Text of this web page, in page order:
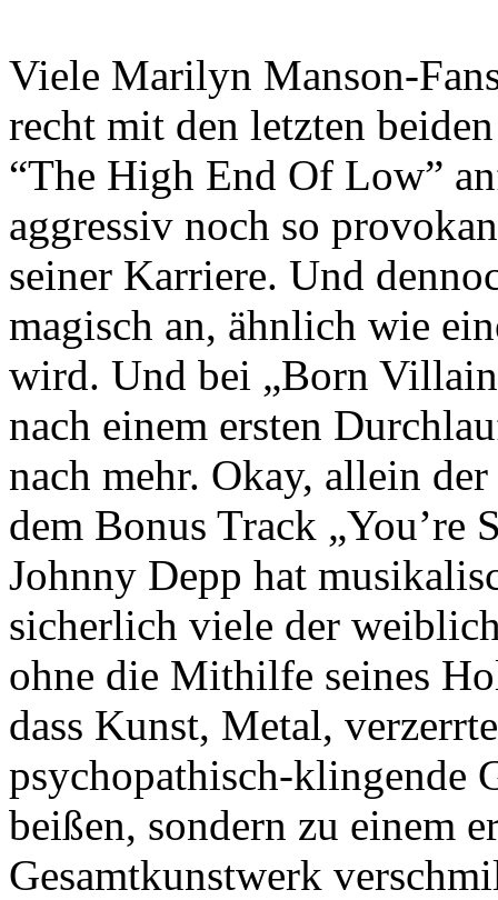
Viele Marilyn Manson-
recht mit den letzten
“The High End Of Low”
aggressiv noch so
seiner Karriere. Und
magisch an, ähnlich wie
wird. Und bei „Born
nach einem ersten
nach mehr. Okay, allein
dem Bonus Track „You’re
Johnny Depp hat
sicherlich viele der
ohne die Mithilfe seines
dass Kunst, Metal,
psychopathisch-klingende
beißen, sondern zu einem
Gesamtkunstwerk